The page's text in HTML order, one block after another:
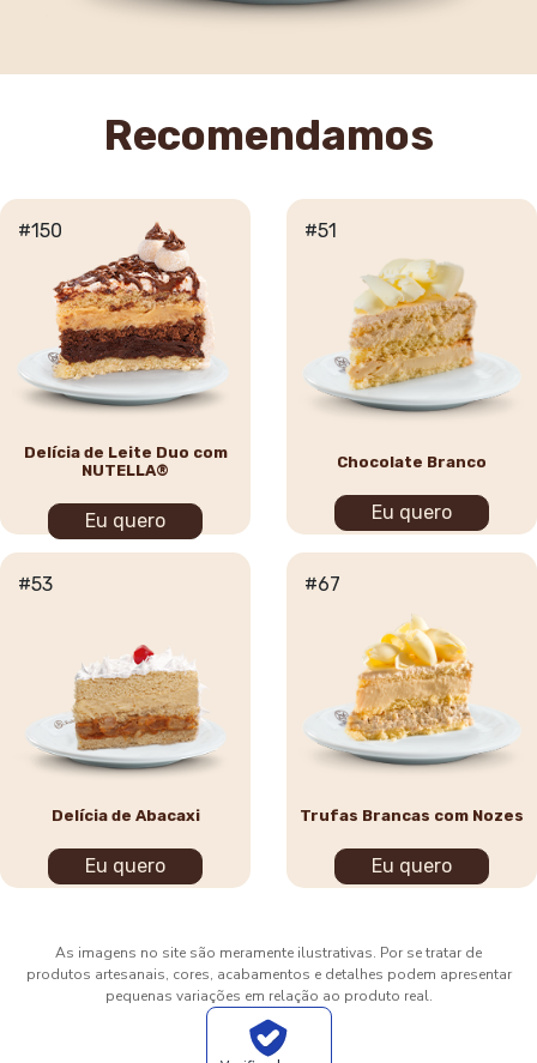
Recomendamos
#150
Delícia de Leite Duo com
NUTELLA®
Eu quero
#51
Chocolate Branco
Eu quero
#53
Delícia de Abacaxi
Eu quero
#67
Trufas Brancas com Nozes
Eu quero
As imagens no site são meramente ilustrativas. Por se tratar de
produtos artesanais, cores, acabamentos e detalhes podem apresentar
pequenas variações em relação ao produto real.